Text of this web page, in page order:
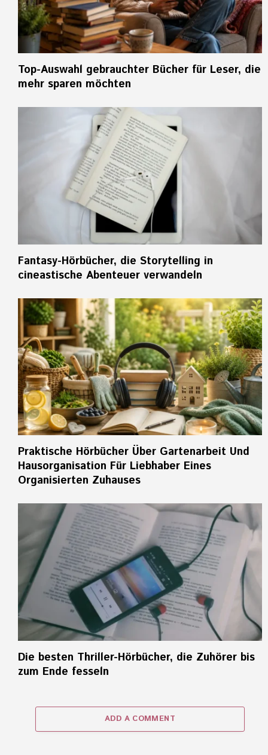
Top-Auswahl gebrauchter Bücher für Leser, die
mehr sparen möchten
Fantasy-Hörbücher, die Storytelling in
cineastische Abenteuer verwandeln
Praktische Hörbücher Über Gartenarbeit Und
Hausorganisation Für Liebhaber Eines
Organisierten Zuhauses
Die besten Thriller-Hörbücher, die Zuhörer bis
zum Ende fesseln
ADD A COMMENT